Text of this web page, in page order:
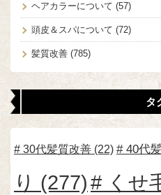
ヘアカラーについて (57)
頭皮＆スパについて (72)
髪質改善 (785)
タ
30代髪質改善 (22) 40代
り (277) くせ